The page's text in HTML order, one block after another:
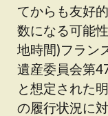
てからも友好
数になる可能
地時間)フラン
遺産委員会第
と想定された
の履行状況に